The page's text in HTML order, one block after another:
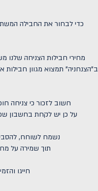
כדי לבחור את החבילה
מחירי חבילות הצניחה שלנו
ב"הצנחניה" תמצוא מגוון
חשוב לזכור כי צניחה
על כן יש לקחת בחשבון
נשמח לשוחח,
תוך שמירה על
חייגו